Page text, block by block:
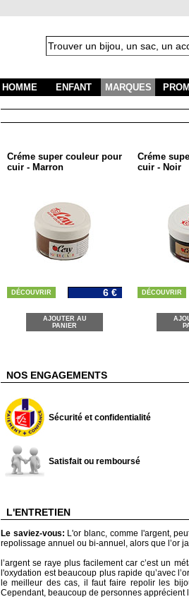
HOMME ENFANT MARQUES
Créme super couleur pour
cuir - Marron
DÉCOUVRIR 6 €
AJOUTER AU
PANIER
Créme
cuir - Noir
DÉCOUVRIR
NOS ENGAGEMENTS
Sécurité et confidentialité
Satisfait ou remboursé
L'ENTRETIEN
Le saviez-vous: L'or blanc, comme l'argent,
repolissage annuel ou bi-annuel, alors que l’or
l’argent se raye plus facilement car c’est un
l'oxydation est beaucoup plus rapide qu’avec
le meilleur des cas, il faut faire repolir les
Cependant, beaucoup de personnes apprécient